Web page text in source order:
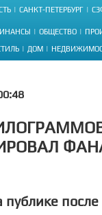
САНКТ-ПЕТЕРБУРГ
ОБЩЕСТВО
ДОМ
после